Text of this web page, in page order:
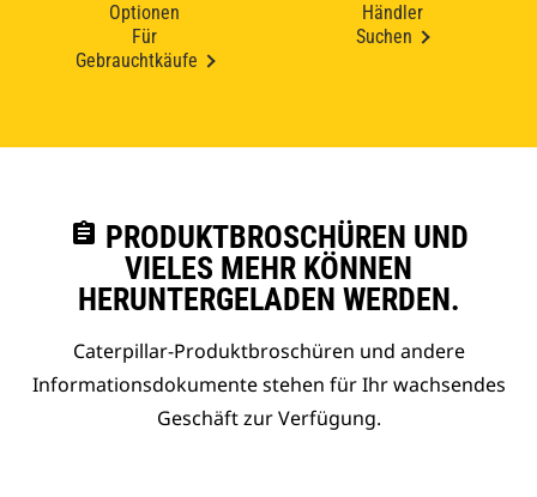
Optionen
Für
Gebrauchtkäufe
Händler
Suchen
assignment PRODUKTBROSCHÜREN UND
VIELES MEHR KÖNNEN
HERUNTERGELADEN WERDEN.
Caterpillar-Produktbroschüren und andere
Informationsdokumente stehen für Ihr wachsendes
Geschäft zur Verfügung.